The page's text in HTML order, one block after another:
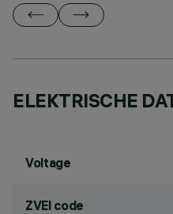
ELEKTRISCHE
Voltage
ZVEI code